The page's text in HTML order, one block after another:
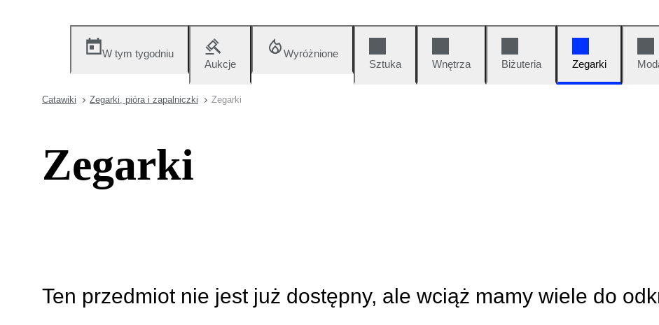
W tym tygodniu
Aukcje
Wyróżnione
Sztuka
Wnętrza Biżuteria Zegarki
Catawiki Zegarki, pióra i zapalniczki Zegarki
Zegarki
Ten przedmiot nie jest już dostępny, ale wciąż mamy wiele do